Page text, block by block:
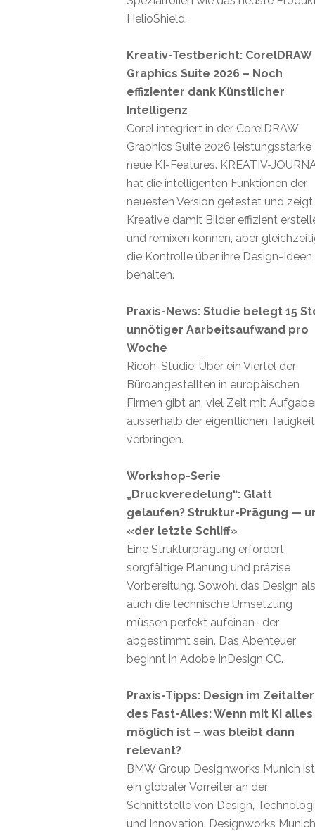
HelioShield.
Kreativ-Testbericht: CorelDRAW
Graphics Suite 2026 – Noch
effizienter dank Künstlicher
Intelligenz
Corel integriert in der CorelDRAW
Graphics Suite 2026 leistungsstarke
neue KI-Features. KREATIV-
hat die intelligenten Funktionen der
neuesten Version getestet und
Kreative damit Bilder effizient
und remixen können, aber
die Kontrolle über ihre Design-Ideen
behalten.
Praxis-News: Studie belegt 15
unnötiger Aarbeitsaufwand pro
Woche
Ricoh-Studie: Über ein Viertel der
Büroangestellten in europäischen
Firmen gibt an, viel Zeit mit
ausserhalb der eigentlichen
verbringen.
Workshop-Serie
„Druckveredelung“: Glatt
gelaufen? Struktur-Prägung —
«der letzte Schliff»
Eine Strukturprägung erfordert
sorgfältige Planung und präzise
Vorbereitung. Sowohl das Design als
auch die technische Umsetzung
müssen perfekt aufeinan- der
abgestimmt sein. Das Abenteuer
beginnt in Adobe InDesign CC.
Praxis-Tipps: Design im Zeitalter
des Fast-Alles: Wenn mit KI alles
möglich ist – was bleibt dann
relevant?
BMW Group Designworks Munich ist
ein globaler Vorreiter an der
Schnittstelle von Design,
und Innovation. Designworks Munich